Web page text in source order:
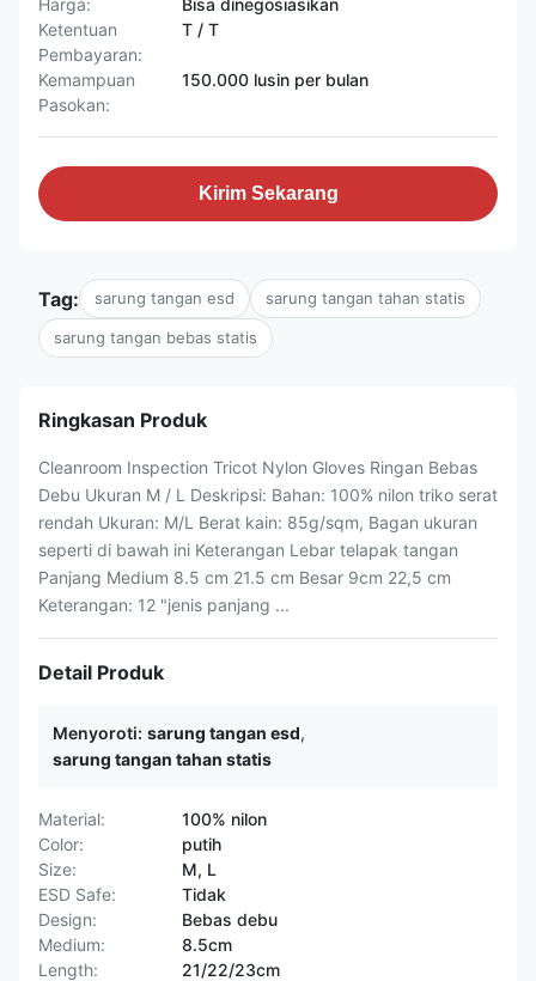
Harga:
Bisa dinegosiasikan
Ketentuan
Pembayaran:
T / T
Kemampuan
Pasokan:
150.000 lusin per bulan
Kirim Sekarang
Tag: sarung tangan esd sarung tangan tahan statis
sarung tangan bebas statis
Ringkasan Produk
Cleanroom Inspection Tricot Nylon Gloves Ringan Bebas
Debu Ukuran M / L Deskripsi: Bahan: 100% nilon triko serat
rendah Ukuran: M/L Berat kain: 85g/sqm, Bagan ukuran
seperti di bawah ini Keterangan Lebar telapak tangan
Panjang Medium 8.5 cm 21.5 cm Besar 9cm 22,5 cm
Keterangan: 12 "jenis panjang ...
Detail Produk
Menyoroti: sarung tangan esd,
sarung tangan tahan statis
Material:
100% nilon
Color:
putih
Size:
M, L
ESD Safe:
Tidak
Design:
Bebas debu
Medium:
8.5cm
Length:
21/22/23cm